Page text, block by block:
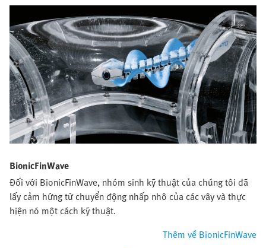
BionicFinWave
Đối với BionicFinWave, nhóm sinh kỹ thuật của chúng tôi đã
lấy cảm hứng từ chuyển động nhấp nhô của các vây và thực
hiện nó một cách kỹ thuật.
Thêm về BionicFinWave